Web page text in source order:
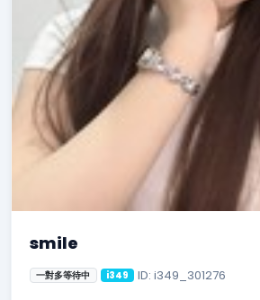
smile
一對多等待中 i349 ID: i349_301276